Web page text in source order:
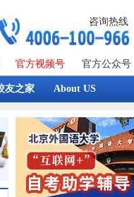
咨询热线
官方视频号 官方公众号
友之家 About US